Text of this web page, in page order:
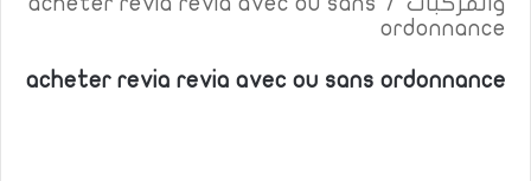
ordonnance
acheter revia revia avec ou sans ordonnance